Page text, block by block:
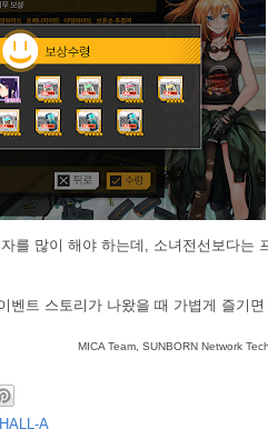
를 많이 해야 하는데, 소녀전선보다는
벤트 스토리가 나왔을 때 가볍게 즐기
MICA Team, SUNBORN Network
A